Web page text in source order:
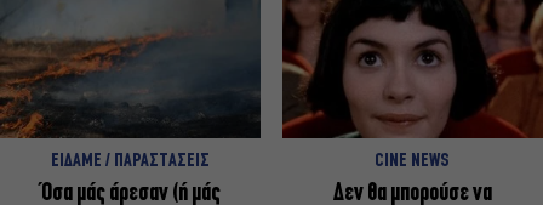
ΕΙΔΑΜΕ / ΠΑΡΑΣΤΑΣΕΙΣ
Όσα μάς άρεσαν (ή μάς
CINE NEWS
Δεν θα μπορούσε να